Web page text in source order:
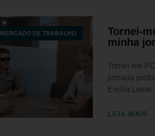
MERCADO DE TRABALHO
Tornei-
minha
Tornei-me
jornada
Emilia Leme
LEIA MAIS